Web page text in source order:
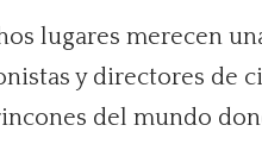
lugares merecen
y directores de
del mundo